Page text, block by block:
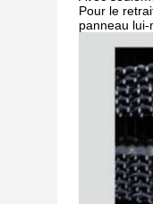
Pour le
panneau